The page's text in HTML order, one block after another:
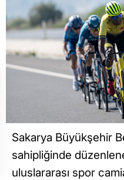
Sakarya Büyükşehir
sahipliğinde
uluslararası spor